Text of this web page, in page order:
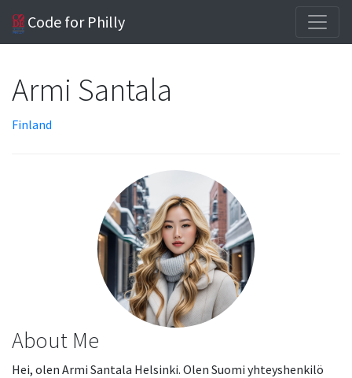
Code for Philly
Armi Santala
Finland
About Me
Hei, olen Armi Santala Helsinki. Olen Suomi yhteyshenkilö